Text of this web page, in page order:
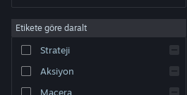
markalar, ABD ve diğer ülkelerde ilgili sahiplerinin
Erişilebilirlik |
Çerezler
Etikete göre daralt
Strateji
Aksiyon
Macera